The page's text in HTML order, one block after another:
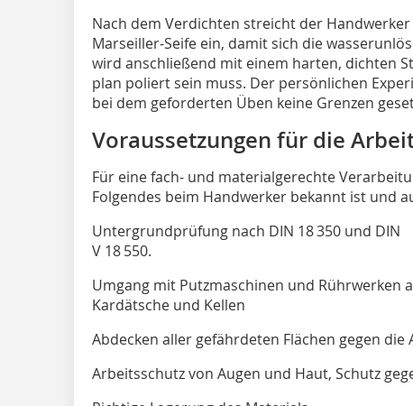
Nach dem Verdichten streicht der
Marseiller-Seife ein, damit sich die
wird anschließend mit einem harten, dichten
plan poliert sein muss. Der persönlichen
bei dem geforderten Üben keine Grenzen
Voraussetzungen für die
Für eine fach- und materialgerechte
Folgendes beim Handwerker bekannt ist und
Untergrundprüfung nach DIN 18 350 und DIN
V 18 550.
Umgang mit Putzmaschinen und Rührwerken
Kardätsche und Kellen
Abdecken aller gefährdeten Flächen gegen die
Arbeitsschutz von Augen und Haut, Schutz